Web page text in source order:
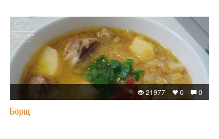
0
0
21977
Борщ